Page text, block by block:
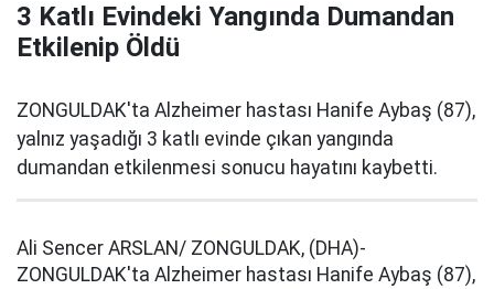
3 Katlı Evindeki Yangında Dumandan
Etkilenip Öldü
ZONGULDAK'ta Alzheimer hastası Hanife Aybaş (87),
yalnız yaşadığı 3 katlı evinde çıkan yangında
dumandan etkilenmesi sonucu hayatını kaybetti.
Ali Sencer ARSLAN/ ZONGULDAK, (DHA)-
ZONGULDAK'ta Alzheimer hastası Hanife Aybaş (87),